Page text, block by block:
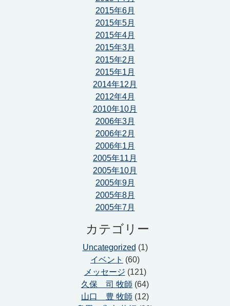
2015年6月
2015年5月
2015年4月
2015年3月
2015年2月
2015年1月
2014年12月
2012年4月
2010年10月
2006年3月
2006年2月
2006年1月
2005年11月
2005年10月
2005年9月
2005年8月
2005年7月
カテゴリー
Uncategorized (1)
イベント (60)
メッセージ (121)
久保 司 牧師 (64)
山口 豊 牧師 (12)